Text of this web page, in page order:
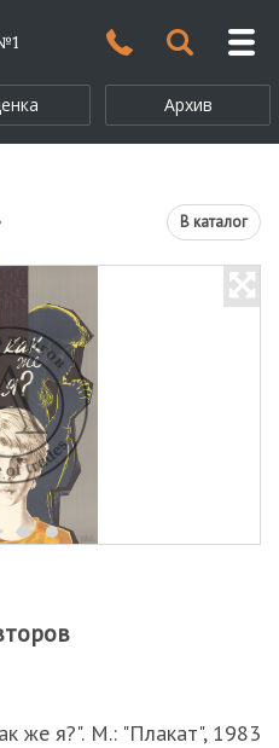
Архив
В каталог
же я?". М.: "Плакат", 1983